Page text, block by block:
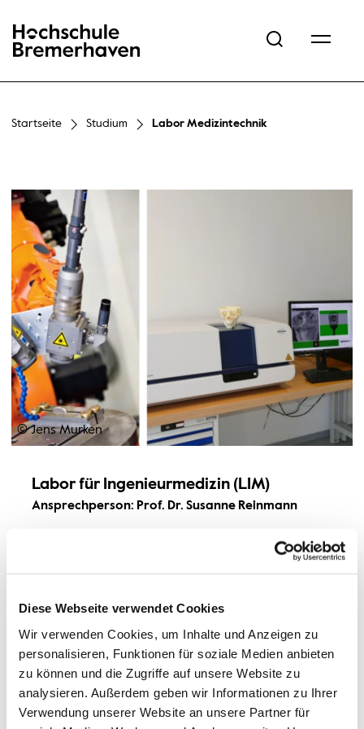
Diese Webseite verwendet Cookies
Wir verwenden Cookies, um Inhalte und Anzeigen zu
personalisieren, Funktionen für soziale Medien anbieten
zu können und die Zugriffe auf unsere Website zu
analysieren. Außerdem geben wir Informationen zu Ihrer
Verwendung unserer Website an unsere Partner für
Hochschule Bremerhaven
Startseite Studium Labor Medizintechnik
© Jens Murken
Labor für Ingenieurmedizin (LIM)
Ansprechperson: Prof. Dr. Susanne Reinmann
Das Labor für Ingenieurmedizin (LIM) konzentriert sich auf
praxisnahe Ausbildung sowie anwendungsorientierte
Forschung und Entwicklung. Die Schwerpunkte liegen in
Materialanalytik und generative Fertigungsverfahren.
etabliert, insbesondere in den Bereichen „Dentale
Materialien“ und „Dentale Systeme“.
Robotik spielt nicht nur eine Rolle in der diagnostischen
und therapeutischen Medizin, sondern auch in der